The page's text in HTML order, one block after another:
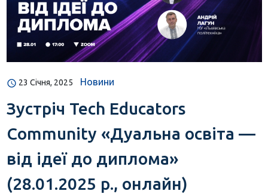
23 Січня, 2025 Новини
Зустріч Tech Educators
Community «Дуальна освіта —
від ідеї до диплома»
(28.01.2025 р., онлайн)